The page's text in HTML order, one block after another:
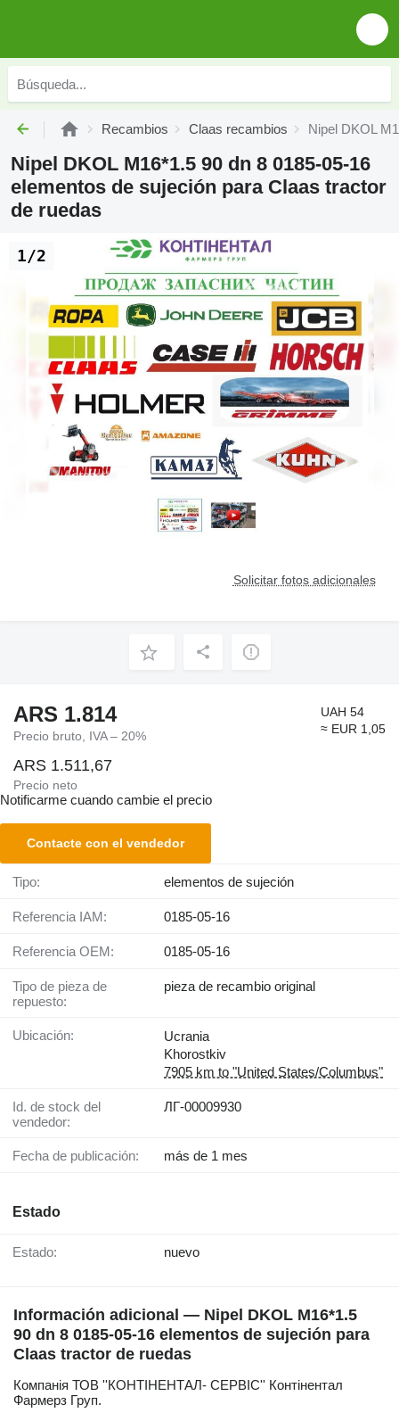
Recambios Claas recambios Nipel DKOL
Nipel DKOL M16*1.5 90 dn 8 0185-05-16
elementos de sujeción para Claas tractor
de ruedas
Solicitar fotos adicionales
1/2
ARS 1.814
Precio bruto, IVA – 20%
UAH 54
≈ EUR 1,05
ARS 1.511,67
Precio neto
Notificarme cuando cambie el precio
Contacte con el vendedor
Tipo: elementos de sujeción
Referencia IAM: 0185-05-16
Referencia OEM: 0185-05-16
Tipo de pieza de
repuesto:
pieza de recambio original
Ubicación:
Ucrania
Khorostkiv
7905 km to "United States/Columbus"
Id. de stock del
vendedor:
ЛГ-00009930
Fecha de publicación: más de 1 mes
Estado
Estado: nuevo
Información adicional — Nipel DKOL M16*1.5
90 dn 8 0185-05-16 elementos de sujeción para
Claas tractor de ruedas
Компанія ТОВ ''КОНТІНЕНТАЛ- СЕРВІС'' Контінентал
Фармерз Груп.